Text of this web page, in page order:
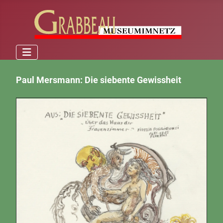
Paul Mersmann: Die siebente Gewissheit